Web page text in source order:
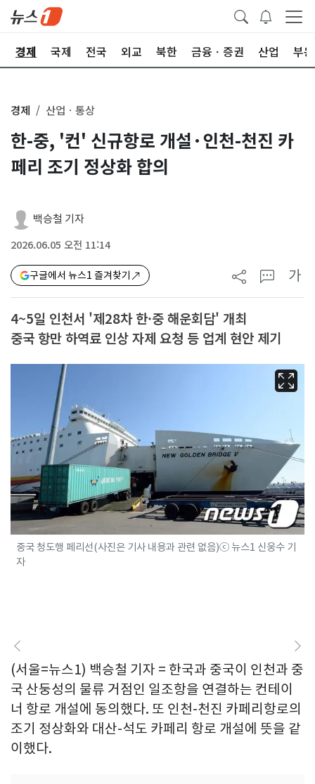
경제 국제 전국 외교 북한 금융ㆍ증권 산업 부
경제 산업ㆍ통상
한-중, '컨' 신규항로 개설·인천-천진 카
페리 조기 정상화 합의
백승철 기자
2026.06.05 오전 11:14
구글에서 뉴스1 즐겨찾기 가
4~5일 인천서 '제28차 한·중 해운회담' 개최
중국 항만 하역료 인상 자제 요청 등 업계 현안 제기
중국 청도행 페리선(사진은 기사 내용과 관련 없음)ⓒ 뉴스1 신웅수 기
자
(서울=뉴스1) 백승철 기자 = 한국과 중국이 인천과 중
국 산둥성의 물류 거점인 일조항을 연결하는 컨테이
너 항로 개설에 동의했다. 또 인천-천진 카페리항로의
조기 정상화와 대산-석도 카페리 항로 개설에 뜻을 같
이했다.